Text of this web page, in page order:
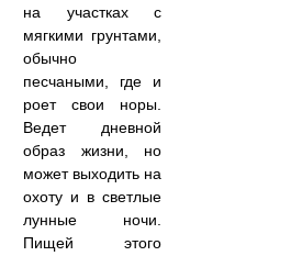
на участках с
мягкими грунтами,
обычно
песчаными, где и
роет свои норы.
Ведет дневной
образ жизни, но
может выходить на
охоту и в светлые
лунные ночи.
Пищей этого